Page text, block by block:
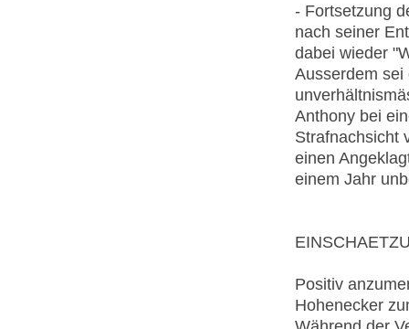
- Fortsetzung
nach seiner
dabei wieder
Ausserdem sei
Anthony bei
Strafnachsicht
einen
einem Jahr
Positiv
Hohenecker